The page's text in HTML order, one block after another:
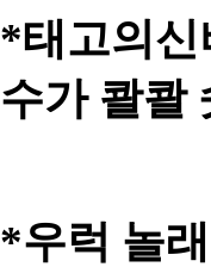
*태고의신
수가 콸콸
*우럭 놀